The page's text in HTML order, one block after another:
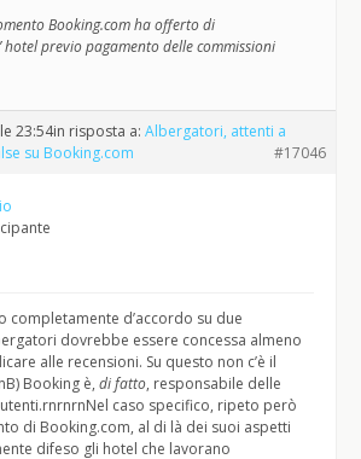
Booking.com ha offerto di
hotel previo pagamento delle commissioni
23:54in risposta a: Albergatori, attenti a
su Booking.com
#17046
completamente d’accordo su due
dovrebbe essere concessa almeno
alle recensioni. Su questo non c’è il
Booking è, di fatto, responsabile delle
caso specifico, ripeto però
di Booking.com, al di là dei suoi aspetti
difeso gli hotel che lavorano